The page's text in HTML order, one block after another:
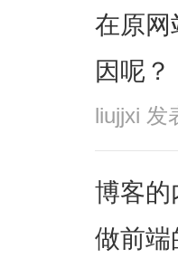
在原网
因呢？
liujjxi 发
博客的
做前端